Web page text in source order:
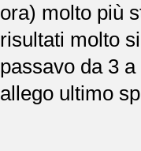
ora) molto più
risultati molto
passavo da 3
allego ultimo